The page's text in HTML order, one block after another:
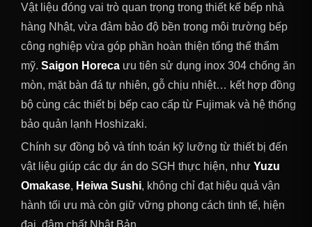
Vật liệu đóng vai trò quan trọng trong thiết kế bếp nhà
hàng Nhật, vừa đảm bảo độ bền trong môi trường bếp
công nghiệp vừa góp phần hoàn thiện tổng thể thẩm
mỹ. Saigon Horeca ưu tiên sử dụng inox 304 chống ăn
mòn, mặt bàn đá tự nhiên, gỗ chịu nhiệt… kết hợp đồng
bộ cùng các thiết bị bếp cao cấp từ Fujimak và hệ thống
bảo quản lạnh Hoshizaki.
Chính sự đồng bộ và tính toán kỹ lưỡng từ thiết bị đến
vật liệu giúp các dự án do SGH thực hiện, như Yuzu
Omakase, Heiwa Sushi, không chỉ đạt hiệu quả vận
hành tối ưu mà còn giữ vững phong cách tinh tế, hiện
đại, đậm chất Nhật Bản.